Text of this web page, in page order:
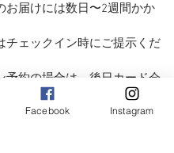
お届けには数日〜2週間かか
チェックイン時にご提示くだ
予約の場合は
後日カード会
ポン分を返金いたします。
Facebook Instagram